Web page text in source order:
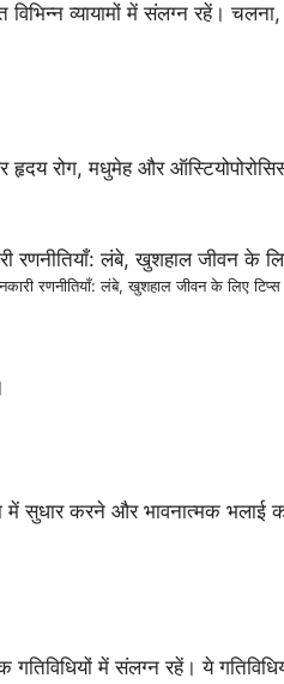
विभिन्न व्यायामों में संलग्न रहें।
रोग, मधुमेह और
रणनीतियाँ: लंबे, खुशहाल जीवन के लिए टिप्स
सुधार करने और भावनात्मक भलाई
में संलग्न रहें। ये